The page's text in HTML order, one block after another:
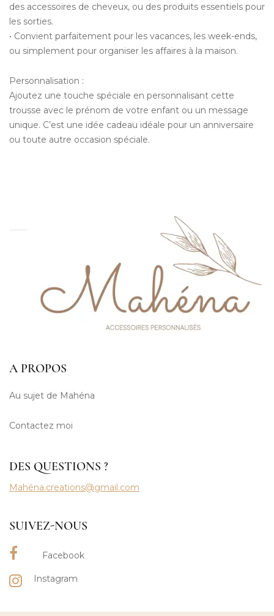
des accessoires de cheveux, ou des produits essentiels pour
les sorties.
• Convient parfaitement pour les vacances, les week-ends,
ou simplement pour organiser les affaires à la maison.
Personnalisation :
Ajoutez une touche spéciale en personnalisant cette
trousse avec le prénom de votre enfant ou un message
unique. C’est une idée cadeau idéale pour un anniversaire
ou toute autre occasion spéciale.
A PROPOS
Au sujet de Mahéna
Contactez moi
DES QUESTIONS ?
Mahéna.creations@gmail.com
SUIVEZ-NOUS
Facebook
Instagram